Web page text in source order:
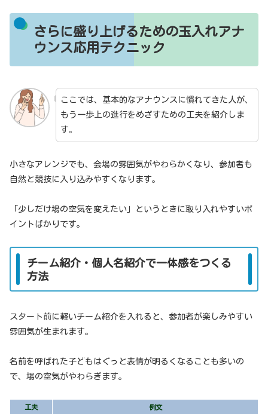
さらに盛り上げるための玉入れアナ
ウンス応用テクニック
ここでは、基本的なアナウンスに慣れてきた人が、
もう一歩上の進行をめざすための工夫を紹介しま
す。
小さなアレンジでも、会場の雰囲気がやわらかくなり、参加者も
自然と競技に入り込みやすくなります。
「少しだけ場の空気を変えたい」というときに取り入れやすいポ
イントばかりです。
チーム紹介・個人名紹介で一体感をつくる
方法
スタート前に軽いチーム紹介を入れると、参加者が楽しみやすい
雰囲気が生まれます。
名前を呼ばれた子どもはぐっと表情が明るくなることも多いの
で、場の空気がやわらぎます。
工夫 例文